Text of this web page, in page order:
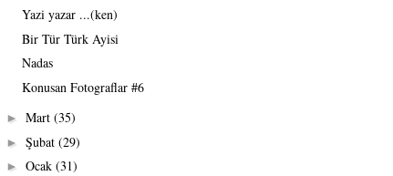
Yazi yazar ...(ken)
Bir Tür Türk Ayisi
Nadas
Konusan Fotograflar #6
► Mart (35)
► Şubat (29)
► Ocak (31)